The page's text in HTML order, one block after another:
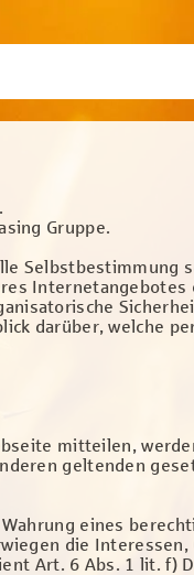
Gruppe.
Selbstbestimmung
Internetangebotes
darüber, welche
mitteilen,
geltenden
eines
die
Art. 6 Abs. 1 lit. f)